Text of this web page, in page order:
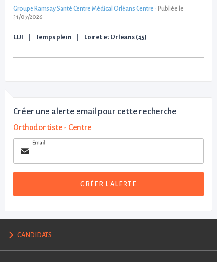
Groupe Ramsay Santé Centre Médical Orléans Centre - Publiée le
31/07/2026
CDI Temps plein Loiret et Orléans (45)
Créer une alerte email pour cette recherche
Orthodontiste - Centre
Email
CRÉER L'ALERTE
CANDIDATS